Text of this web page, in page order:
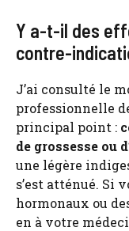
Y a-t-il des
contre-
J’ai consulté le
professionnelle
principal point :
de grossesse ou
une légère
s’est atténué. Si
hormonaux ou
en à votre